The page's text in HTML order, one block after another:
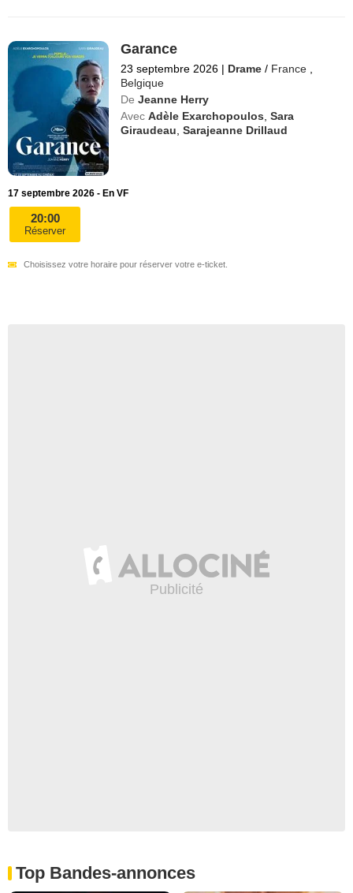
Garance
23 septembre 2026 | Drame / France
Belgique
De Jeanne Herry
Avec Adèle Exarchopoulos ,Sara
Giraudeau ,Sarajeanne Drillaud
17 septembre 2026 - En VF
20:00
Réserver
Choisissez votre horaire pour réserver votre e-ticket.
Top Bandes-annonces